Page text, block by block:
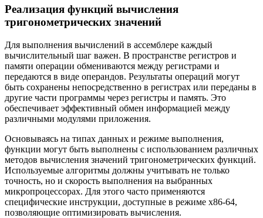
Реализация функций вычисления
тригонометрических значений
Для выполнения вычислений в ассемблере каждый
вычислительный шаг важен. В пространстве регистров и
памяти операции обмениваются между регистрами и
передаются в виде операндов. Результаты операций могут
быть сохранены непосредственно в регистрах или переданы в
другие части программы через регистры и память. Это
обеспечивает эффективный обмен информацией между
различными модулями приложения.
Основываясь на типах данных и режиме выполнения,
функции могут быть выполнены с использованием различных
методов вычисления значений тригонометрических функций.
Используемые алгоритмы должны учитывать не только
точность, но и скорость выполнения на выбранных
микропроцессорах. Для этого часто применяются
специфические инструкции, доступные в режиме x86-64,
позволяющие оптимизировать вычисления.